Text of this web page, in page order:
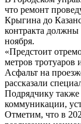
что ремонт
Крыгина до
контракта должны
ноября.
«Предстоит
метров тротуаров
Асфальт на
рассказали
Подрядчику
коммуникации,
Отметим, что в